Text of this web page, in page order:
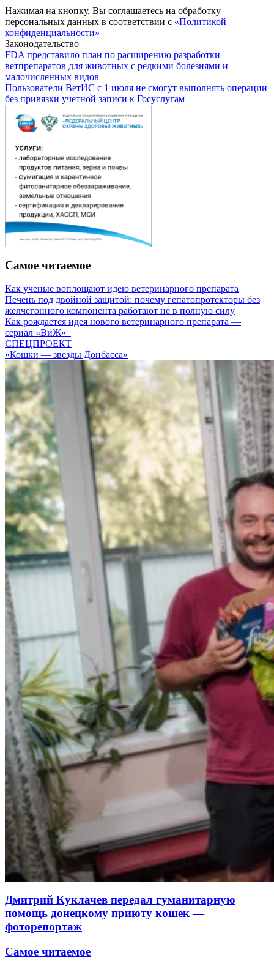
Нажимая на кнопку, Вы соглашаетесь на обработку
персональных данных в соответствии с «Политикой
конфиденциальности»
Законодательство
FDA представило план по расширению разработки
ветпрепаратов для животных с редкими болезнями и
малочисленных видов
Пользователи ВетИС с 1 июля не смогут выполнять операции
без привязки учетной записи к Госуслугам
Самое читаемое
Как ученые воплощают идею ветеринарного препарата
Печень под двойной защитой: почему гепатопротекторы без
желчегонного компонента работают не в полную силу
Как рождается идея нового ветеринарного препарата —
сериал «ВиЖ»
СПЕЦПРОЕКТ
«Кошки — звезды Донбасса»
Дмитрий Куклачев передал гуманитарную
помощь донецкому приюту кошек —
фоторепортаж
Самое читаемое